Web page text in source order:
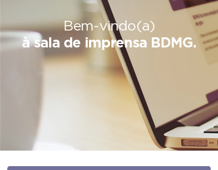
Bem-vindo(a)
à sala de imprensa BDMG.